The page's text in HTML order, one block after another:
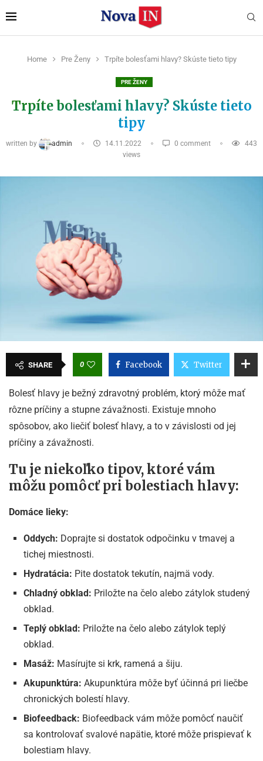
Home Pre Ženy Trpíte bolesťami hlavy? Skúste tieto tipy
PRE ŽENY
Trpíte bolesťami hlavy? Skúste tieto
tipy
written by admin 14.11.2022 0 comment
443
views
SHARE 0 Facebook Twitter
Bolesť hlavy je bežný zdravotný problém, ktorý môže mať
rôzne príčiny a stupne závažnosti. Existuje mnoho
spôsobov, ako liečiť bolesť hlavy, a to v závislosti od jej
príčiny a závažnosti.
Tu je niekoľko tipov, ktoré vám
môžu pomôcť pri bolestiach hlavy:
Domáce lieky:
Oddych: Doprajte si dostatok odpočinku v tmavej a
tichej miestnosti.
Hydratácia: Pite dostatok tekutín, najmä vody.
Chladný obklad: Priložte na čelo alebo zátylok studený
obklad.
Teplý obklad: Priložte na čelo alebo zátylok teplý
obklad.
Masáž: Masírujte si krk, ramená a šiju.
Akupunktúra: Akupunktúra môže byť účinná pri liečbe
chronických bolestí hlavy.
Biofeedback: Biofeedback vám môže pomôcť naučiť
sa kontrolovať svalové napätie, ktoré môže prispievať k
bolestiam hlavy.